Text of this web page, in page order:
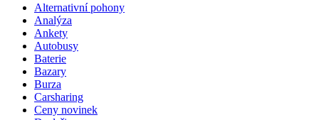
Alternativní pohony
Analýza
Ankety
Autobusy
Baterie
Bazary
Burza
Carsharing
Ceny novinek